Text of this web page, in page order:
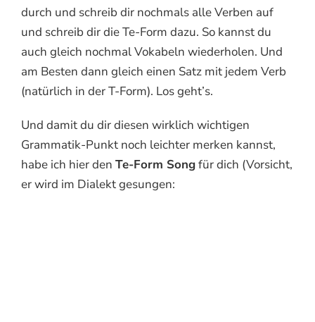
durch und schreib dir nochmals alle Verben auf
und schreib dir die Te-Form dazu. So kannst du
auch gleich nochmal Vokabeln wiederholen. Und
am Besten dann gleich einen Satz mit jedem Verb
(natürlich in der T-Form). Los geht’s.
Und damit du dir diesen wirklich wichtigen
Grammatik-Punkt noch leichter merken kannst,
habe ich hier den Te-Form Songfür dich (Vorsicht,
er wird im Dialekt gesungen: